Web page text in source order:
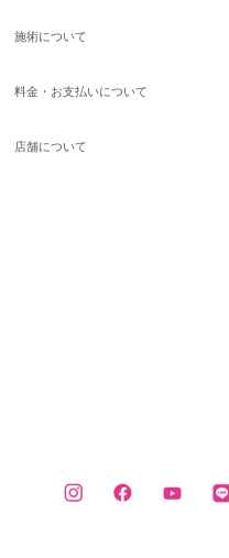
施術について
料金・お支払いについて
店舗について